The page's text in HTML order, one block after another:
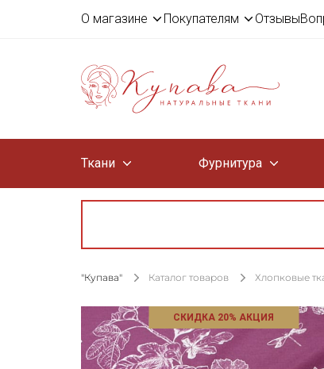
О магазине Покупателям Отзывы
Ткани Фурнитура
"Купава" Каталог товаров Хлопковые
СКИДКА 20% АКЦИЯ